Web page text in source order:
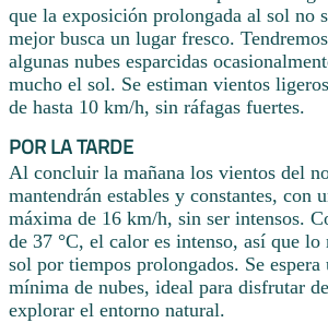
que la exposición prolongada al sol no
mejor busca un lugar fresco.
algunas nubes esparcidas
mucho el sol. Se estiman vientos
de hasta 10 km/h, sin ráfagas fuertes.
POR LA TARDE
Al concluir la mañana los vientos del
mantendrán estables y constantes, con
máxima de 16 km/h, sin ser intensos.
de 37 °C, el calor es intenso, así que
sol por tiempos prolongados. Se espera
mínima de nubes, ideal para disfrutar
explorar el entorno natural.